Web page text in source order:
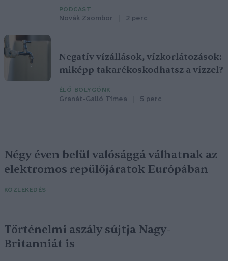
PODCAST
Novák Zsombor 2 perc
Negatív vízállások, vízkorlátozások:
miképp takarékoskodhatsz a vízzel?
ÉLŐ BOLYGÓNK
Granát-Galló Tímea 5 perc
Négy éven belül valósággá válhatnak az
elektromos repülőjáratok Európában
KÖZLEKEDÉS
Történelmi aszály sújtja Nagy-
Britanniát is